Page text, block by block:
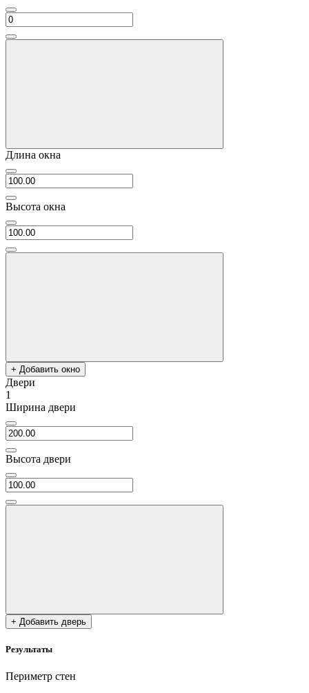
Длина окна
Высота окна
+ Добавить окно
Двери
1
Ширина двери
Высота двери
+ Добавить дверь
Результаты
Периметр стен